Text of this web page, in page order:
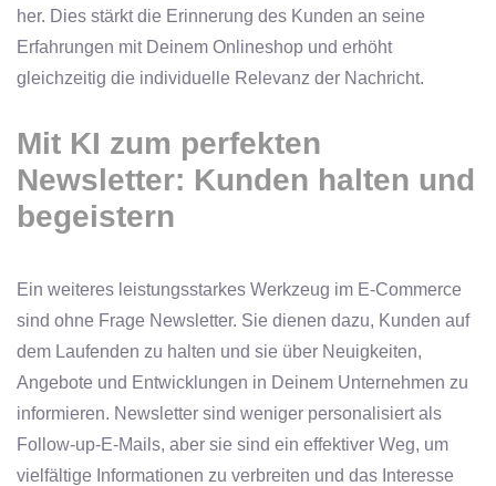
her. Dies stärkt die Erinnerung des Kunden an seine
Erfahrungen mit Deinem Onlineshop und erhöht
gleichzeitig die individuelle Relevanz der Nachricht.
Mit KI zum perfekten
Newsletter: Kunden halten und
begeistern
Ein weiteres leistungsstarkes Werkzeug im E-Commerce
sind ohne Frage Newsletter. Sie dienen dazu, Kunden auf
dem Laufenden zu halten und sie über Neuigkeiten,
Angebote und Entwicklungen in Deinem Unternehmen zu
informieren. Newsletter sind weniger personalisiert als
Follow-up-E-Mails, aber sie sind ein effektiver Weg, um
vielfältige Informationen zu verbreiten und das Interesse